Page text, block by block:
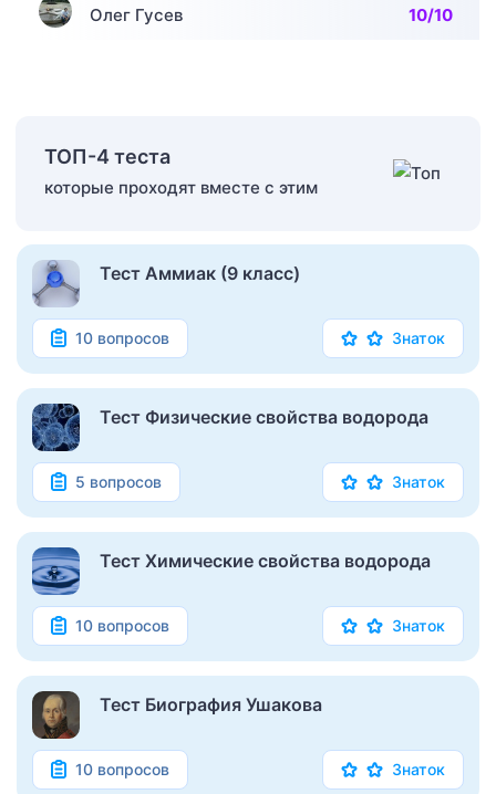
Олег Гусев 10/10
ТОП-4 теста
которые проходят вместе с этим
Тест Аммиак (9 класс)
10 вопросов Знаток
Тест Физические свойства водорода
5 вопросов Знаток
Тест Химические свойства водорода
10 вопросов Знаток
Тест Биография Ушакова
10 вопросов Знаток